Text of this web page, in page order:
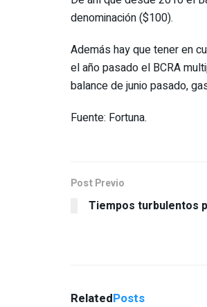
denominación ($100).
Además hay que tener en
el año pasado el BCRA
balance de junio pasado,
Fuente: Fortuna.
Post Previo
Tiempos turbulentos
RelatedPosts